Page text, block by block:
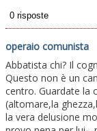
operaio comunista
Abbatista chi? Il
Questo non è un
centro. Guardate la
(altomare,la
la vera delusione